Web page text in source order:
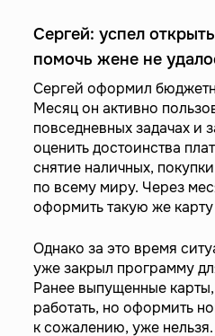
Сергей: успел
помочь жене не
Сергей оформил
Месяц он активно
повседневных задачах и
оценить достоинства
снятие наличных,
по всему миру. Через
оформить такую же
Однако за это время
уже закрыл программу
Ранее выпущенные
работать, но оформить
к сожалению, уже нельзя.